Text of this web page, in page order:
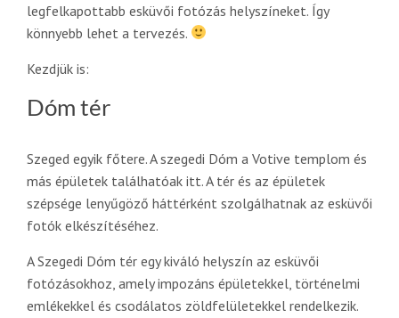
legfelkapottabb esküvői fotózás helyszíneket. Így
könnyebb lehet a tervezés.
Kezdjük is:
Dóm tér
Szeged egyik főtere. A szegedi Dóm a Votive templom és
más épületek találhatóak itt. A tér és az épületek
szépsége lenyűgöző háttérként szolgálhatnak az esküvői
fotók elkészítéséhez.
A Szegedi Dóm tér egy kiváló helyszín az esküvői
fotózásokhoz, amely impozáns épületekkel, történelmi
emlékekkel és csodálatos zöldfelületekkel rendelkezik.